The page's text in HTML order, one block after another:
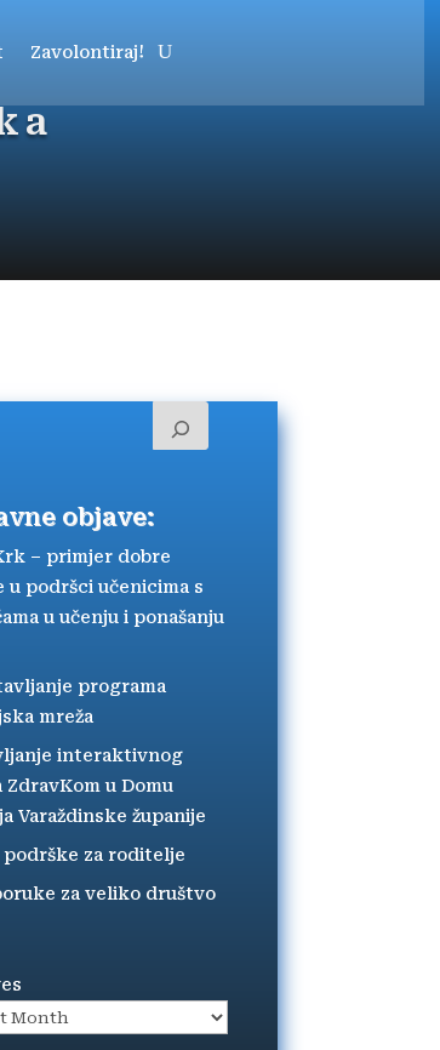
Zavolontiraj!
objave:
– primjer dobre
u podršci učenicima s
u učenju i ponašanju
programa
mreža
interaktivnog
ZdravKom u Domu
Varaždinske županije
podrške za roditelje
za veliko društvo